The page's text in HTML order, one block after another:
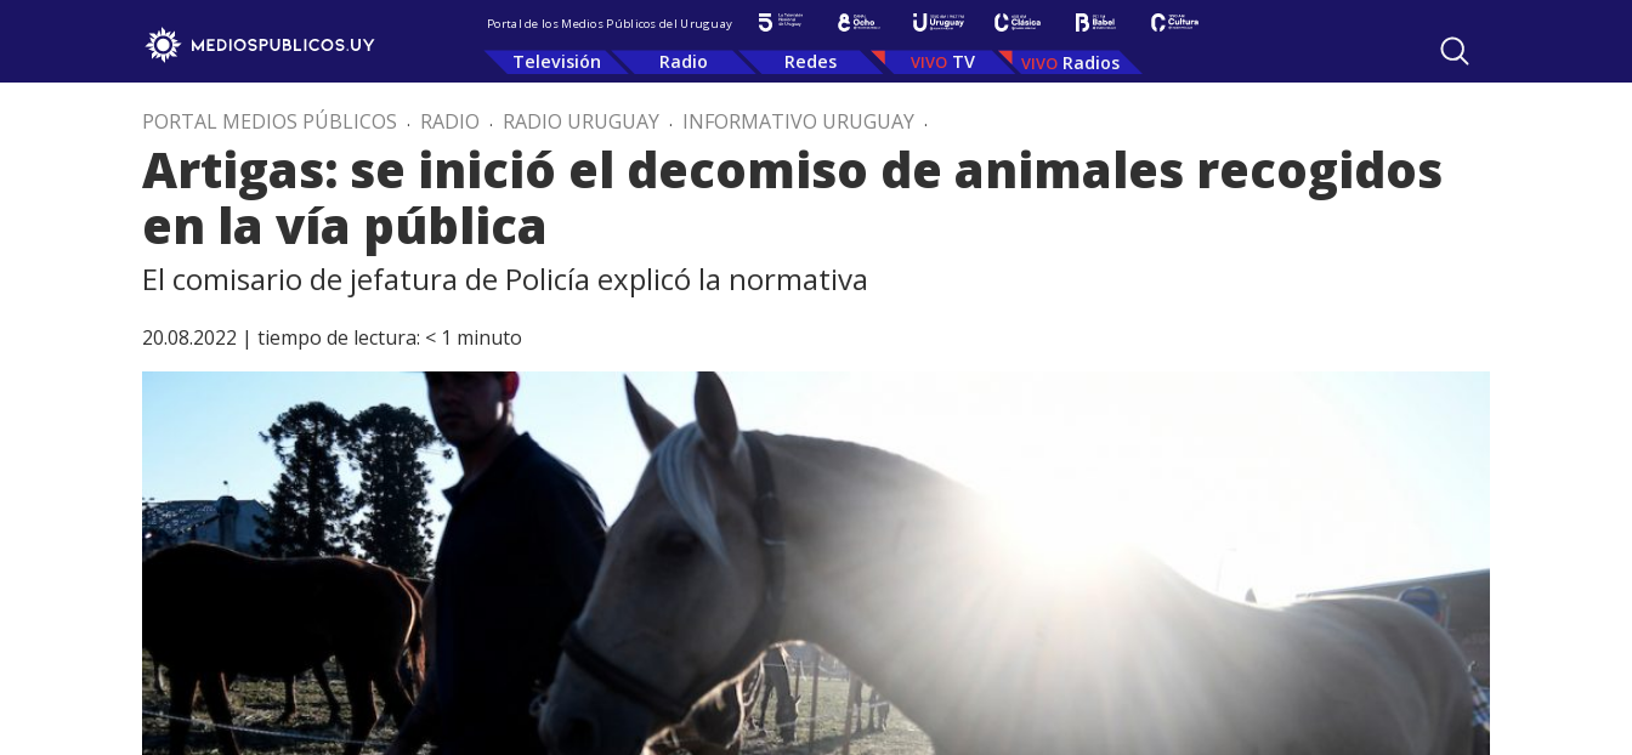
Portal de los Medios Públicos del Uruguay
Televisión Radio Redes TV Radios
PORTAL MEDIOS PÚBLICOS . RADIO . RADIO URUGUAY . INFORMATIVO URUGUAY .
Artigas: se inició el decomiso de animales recogidos
en la vía pública
El comisario de jefatura de Policía explicó la normativa
20.08.2022 | tiempo de lectura: < 1 minuto